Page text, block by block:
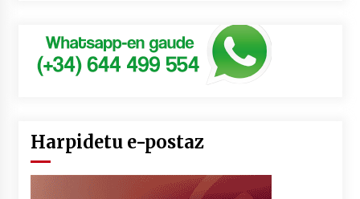
Harpidetu e-postaz